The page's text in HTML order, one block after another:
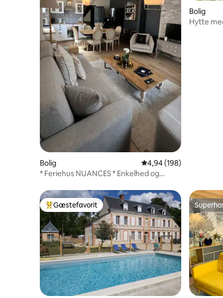
Bolig 4,94 ud af 5 i
4,94 (198)
* Feriehus NUANCES * Enkelhed og
Bolig
Hytte
Bedste gæstefavorit
Gæstefavorit